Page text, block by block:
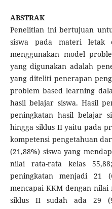
ABSTRAK
Penelitian ini bertujuan
siswa pada materi letak
menggunakan model
yang digunakan adalah
yang diteliti penerapan
problem based learning
hasil belajar siswa. Hasil
peningkatan hasil belajar
hingga siklus II yaitu pada
kompetensi pengetahuan
(21,88%) siswa yang
nilai rata-rata kelas
peningkatan menjadi 21
mencapai KKM dengan nilai
siklus II sudah ada 29